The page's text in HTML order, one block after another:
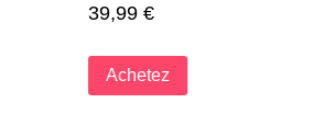
39,99 €
Achetez